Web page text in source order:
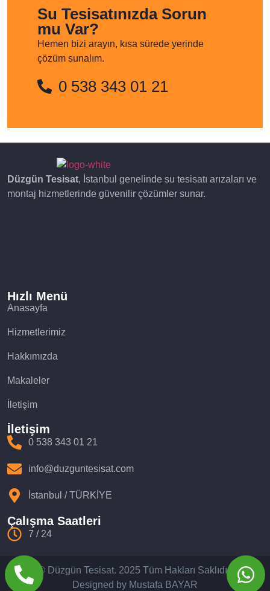
Su Tesisatınızda Sorun
mu Var?
Hemen bizi arayın, kısa sürede yerinde
çözüm sunalım.
0 538 343 01 21
Düzgün Tesisat, İstanbul genelinde su tesisatı arızaları ve
montaj hizmetlerinde güvenilir çözümler sunar.
Hızlı Menü
Anasayfa
Hizmetlerimiz
Hakkımızda
Makaleler
İletişim
İletişim
0 538 343 01 21
info@duzguntesisat.com
İstanbul / TÜRKİYE
Çalışma Saatleri
7 / 24
© Düzgün Tesisat. 2025 Tüm Hakları Saklıdır.
Designed by Mustafa BAYAR